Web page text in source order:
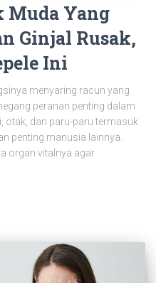
Muda Yang
Ginjal Rusak,
Ini
menyaring racun yang
peranan penting dalam
otak, dan paru-paru termasuk
penting manusia lainnya.
organ vitalnya agar